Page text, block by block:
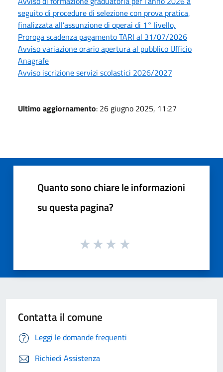
seguito di procedure di selezione con prova pratica,
finalizzata all’assunzione di operai di 1° livello,
Proroga scadenza pagamento TARI al 31/07/2026
Avviso variazione orario apertura al pubblico Ufficio
Anagrafe
Avviso iscrizione servizi scolastici 2026/2027
Ultimo aggiornamento: 26 giugno 2025, 11:27
Quanto sono chiare le informazioni
su questa pagina?
Contatta il comune
Leggi le domande frequenti
Richiedi Assistenza